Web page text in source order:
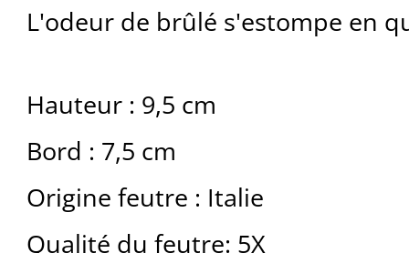
L'odeur de brûlé s'estompe en
Hauteur : 9,5 cm
Bord : 7,5 cm
Origine feutre : Italie
Qualité du feutre: 5X